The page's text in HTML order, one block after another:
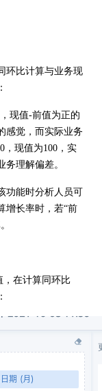
环比计算与业务现
现值-前值为正的
感觉，而实际业务
，现值为100，实
理解偏差。
功能时分析人员可
增长率时，若“前
，在计算同环比